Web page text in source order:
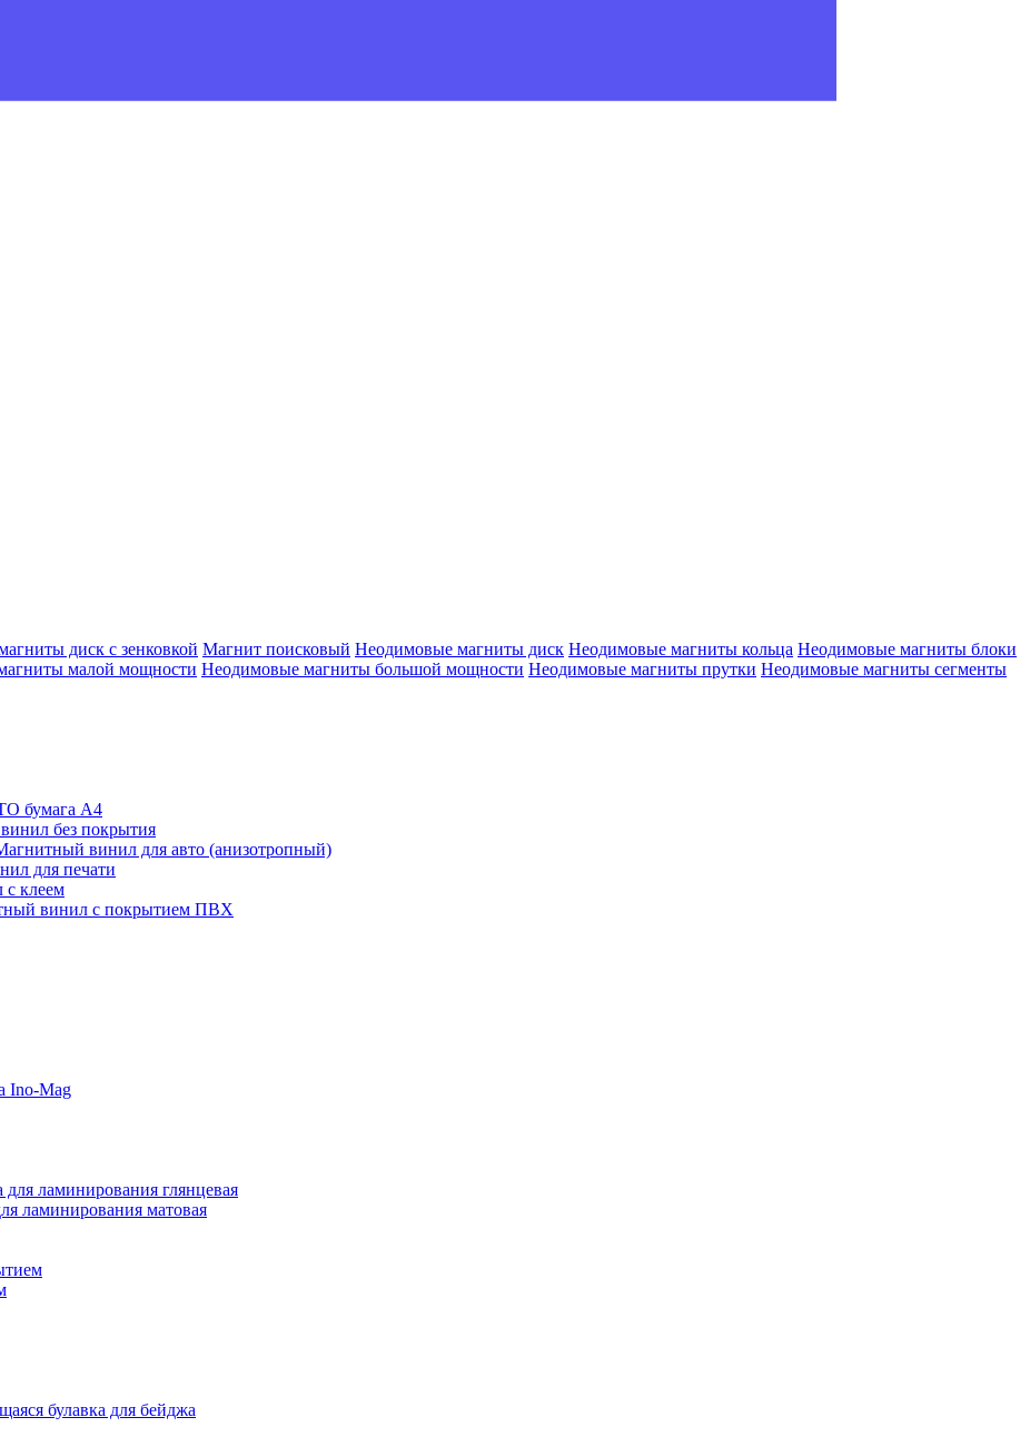
диск с зенковкой Магнит поисковый Неодимовые магниты диск Неодимовые магниты кольца Неодимовые магниты блоки
малой мощности Неодимовые магниты большой мощности Неодимовые магниты прутки Неодимовые магниты сегменты
бумага А4
без покрытия
винил для авто (анизотропный)
для печати
клеем
винил с покрытием ПВХ
Ino-Mag
для ламинирования глянцевая
ламинирования матовая
булавка для бейджа